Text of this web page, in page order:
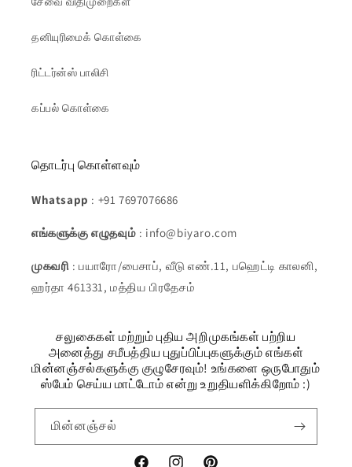
தனியுரிமைக் கொள்கை
ரிட்டர்ன்ஸ் பாலிசி
கப்பல் கொள்கை
தொடர்பு கொள்ளவும்
Whatsapp : +91 7697076686
எங்களுக்கு எழுதவும் : info@biyaro.com
முகவரி : பயாரோ/பைசாப், வீடு எண்.11, பஹெட்டி காலனி,
ஹர்தா 461331, மத்திய பிரதேசம்
சலுகைகள் மற்றும் புதிய அறிமுகங்கள் பற்றிய
அனைத்து சமீபத்திய புதுப்பிப்புகளுக்கும் எங்கள்
மின்னஞ்சல்களுக்கு குழுசேரவும்! உங்களை ஒருபோதும்
ஸ்பேம் செய்ய மாட்டோம் என்று உறுதியளிக்கிறோம் :)
மின்னஞ்சல்